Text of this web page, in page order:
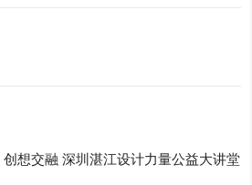
创想交融 深圳湛江设计力量公益大讲堂